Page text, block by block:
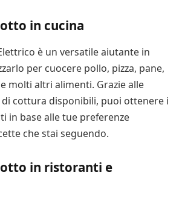
in cucina
è un versatile aiutante in
per cuocere pollo, pizza, pane,
molti altri alimenti. Grazie alle
cottura disponibili, puoi ottenere i
in base alle tue preferenze
che stai seguendo.
in ristoranti e